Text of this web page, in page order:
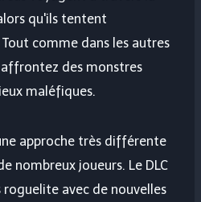
qu'ils tentent
comme dans les autres
des monstres
maléfiques.
approche très différente
nombreux joueurs. Le DLC
avec de nouvelles